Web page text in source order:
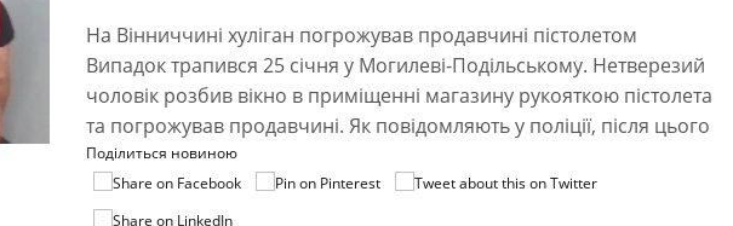
На Вінниччині хуліган погрожував продавчині пістолетом
Випадок трапився 25 січня у Могилеві-Подільському. Нетверезий
чоловік розбив вікно в приміщенні магазину рукояткою пістолета
та погрожував продавчині. Як повідомляють у поліції, після цього
Поділиться новиною